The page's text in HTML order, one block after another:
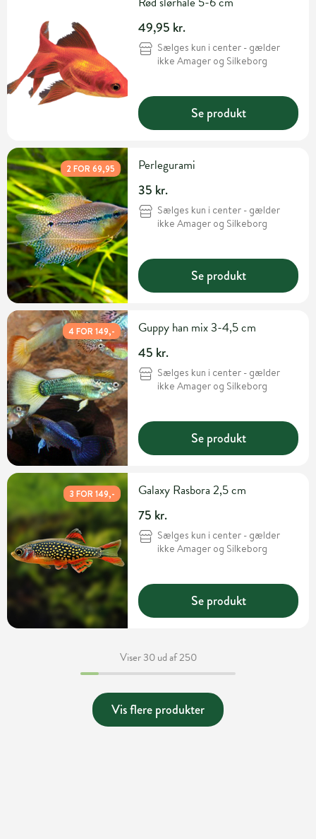
49,95 kr.
Sælges kun i center - gælder
ikke Amager og Silkeborg
Se produkt
2 FOR 69,95 Perlegurami
35 kr.
Sælges kun i center - gælder
ikke Amager og Silkeborg
Se produkt
4 FOR 149,- Guppy han mix 3-4,5 cm
45 kr.
Sælges kun i center - gælder
ikke Amager og Silkeborg
Se produkt
3 FOR 149,- Galaxy Rasbora 2,5 cm
75 kr.
Sælges kun i center - gælder
ikke Amager og Silkeborg
Se produkt
Viser 30 ud af 250
Vis flere produkter